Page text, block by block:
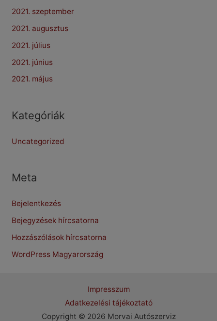
2021. szeptember
2021. augusztus
2021. július
2021. június
2021. május
Kategóriák
Uncategorized
Meta
Bejelentkezés
Bejegyzések hírcsatorna
Hozzászólások hírcsatorna
WordPress Magyarország
Impresszum
Adatkezelési tájékoztató
Copyright © 2026 Morvai Autószerviz